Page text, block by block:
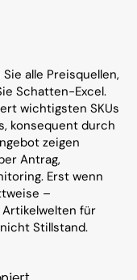
alle Preisquellen,
Schatten-Excel.
wichtigsten SKUs
konsequent durch
zeigen
Antrag,
Erst wenn
–
für
Stillstand.